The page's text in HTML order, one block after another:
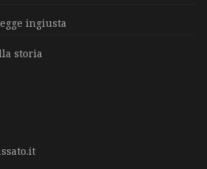
ingiusta
storia